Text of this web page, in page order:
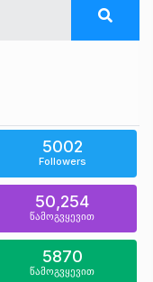
5002
Followers
50,254
წამოგვყევით
5870
წამოგვყევით